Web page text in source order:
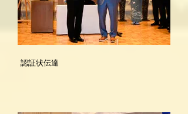
認証状伝達